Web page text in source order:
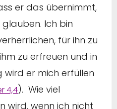
er das übernimmt,
Ich bin
für ihn zu
zu erfreuen und in
wird er mich erfüllen
4,4). Wie viel
wird, wenn ich nicht